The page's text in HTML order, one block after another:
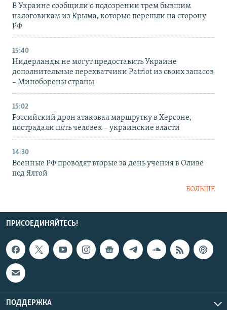
В Украине сообщили о подозрении трем бывшим
налоговикам из Крыма, которые перешли на сторону
РФ
15:40
Нидерланды не могут предоставить Украине
дополнительные перехватчики Patriot из своих запасов
– Минобороны страны
15:02
Российский дрон атаковал маршрутку в Херсоне,
пострадали пять человек – украинские власти
14:30
Военные РФ проводят вторые за день учения в Оливе
под Ялтой
БОЛЬШЕ
ПРИСОЕДИНЯЙТЕСЬ!
ПОДДЕРЖКА